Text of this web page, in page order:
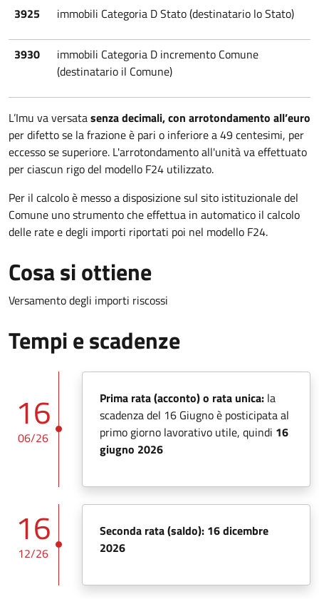
3925 immobili Categoria D Stato (destinatario lo Stato)
3930
immobili Categoria D incremento Comune
(destinatario il Comune)
L’Imu va versatasenza decimali, con arrotondamento all’euro
per difetto se la frazione è pari o inferiore a 49 centesimi, per
eccesso se superiore. L'arrotondamento all'unità va effettuato
per ciascun rigo del modello F24 utilizzato.
Per il calcolo è messo a disposizione sul sito istituzionale del
Comune uno strumento che effettua in automatico il calcolo
delle rate e degli importi riportati poi nel modello F24.
Cosa si ottiene
Versamento degli importi riscossi
Tempi e scadenze
16
06/26
Prima rata (acconto) o rata unica: la
scadenza del 16 Giugno è posticipata al
primo giorno lavorativo utile, quindi 16
giugno 2026
16
12/26
Seconda rata (saldo): 16 dicembre
2026